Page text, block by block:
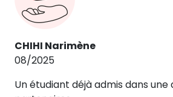
CHIHI Narimène
08/2025
Un étudiant déjà admis dans une